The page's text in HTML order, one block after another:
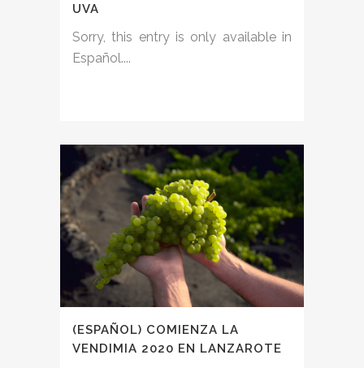
UVA
Sorry, this entry is only available in
Español....
(ESPAÑOL) COMIENZA LA
VENDIMIA 2020 EN LANZAROTE